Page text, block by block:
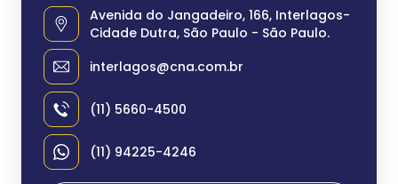
Avenida do Jangadeiro, 166, Interlagos-
Cidade Dutra, São Paulo - São Paulo.
interlagos@cna.com.br
(11) 5660-4500
(11) 94225-4246